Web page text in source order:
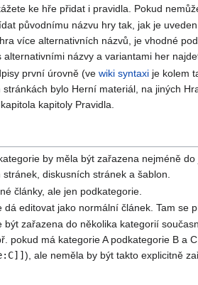
ke hře přidat i pravidla. Pokud
původnímu názvu hry tak, jak je
více alternativních názvů, je vhodné
názvy a variantami her
první úrovně (vewiki syntaxi je kolem
bylo Herní materiál, na jiných
kapitoly Pravidla.
by měla být zařazena nejméně
diskusních stránek a šablon.
články, ale jen podkategorie.
dá editovat jako normální článek. Tam
být zařazena do několika kategorií
pokud má kategorie A podkategorie B
), ale neměla by být takto explicitně